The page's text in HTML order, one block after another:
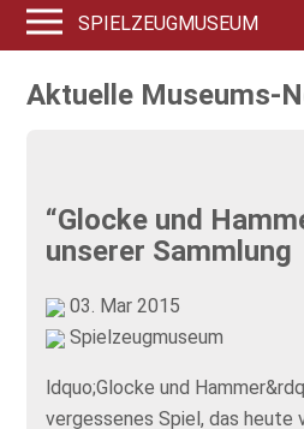
SPIELZEUGMUSEUM
Aktuelle Museums-
“Glocke und
unserer Sammlung
03. Mar 2015
Spielzeugmuseum
ldquo;Glocke und
vergessenes Spiel, das heute